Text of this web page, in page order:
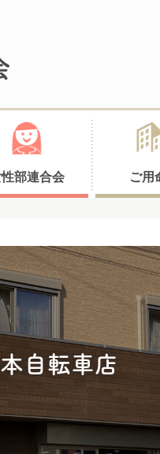
部連合会 ご用
自転車店